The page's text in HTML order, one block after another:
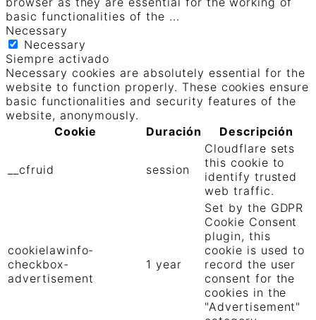
basic functionalities of the ...
Necessary
Necessary
Siempre activado
Necessary cookies are absolutely essential for the
website to function properly. These cookies ensure
basic functionalities and security features of the
website, anonymously.
Cookie
Duración Descripción
__cfruid session
Cloudflare sets
this cookie to
identify trusted
web traffic.
cookielawinfo-
checkbox-
advertisement
1 year
Set by the GDPR
Cookie Consent
plugin, this
cookie is used to
record the user
consent for the
cookies in the
"Advertisement"